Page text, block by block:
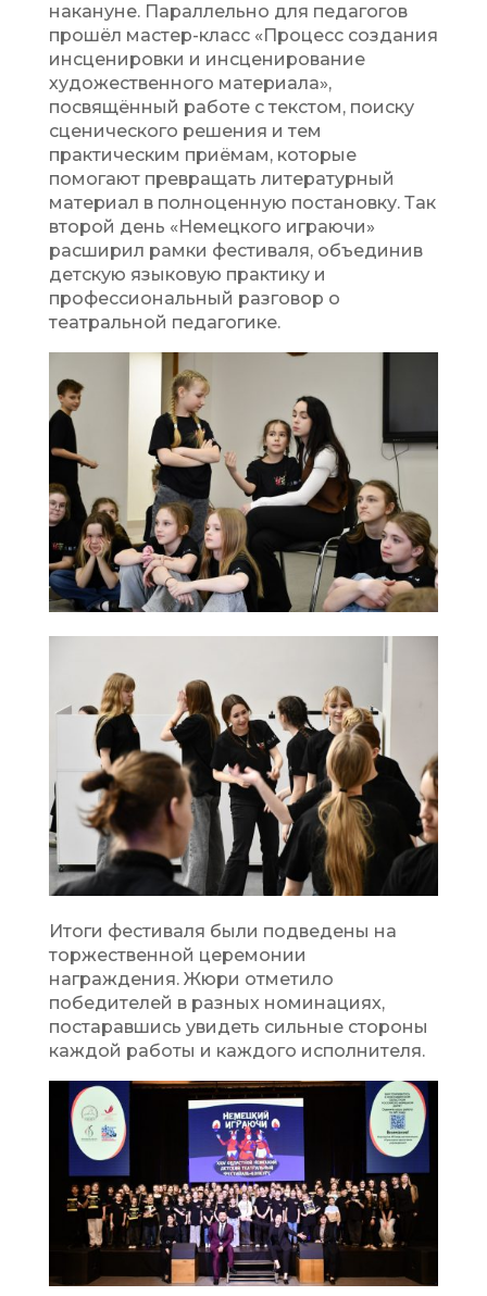
накануне. Параллельно для педагогов
прошёл мастер-класс «Процесс создания
инсценировки и инсценирование
художественного материала»,
посвящённый работе с текстом, поиску
сценического решения и тем
практическим приёмам, которые
помогают превращать литературный
материал в полноценную постановку. Так
второй день «Немецкого играючи»
расширил рамки фестиваля, объединив
детскую языковую практику и
профессиональный разговор о
театральной педагогике.
Итоги фестиваля были подведены на
торжественной церемонии
награждения. Жюри отметило
победителей в разных номинациях,
постаравшись увидеть сильные стороны
каждой работы и каждого исполнителя.